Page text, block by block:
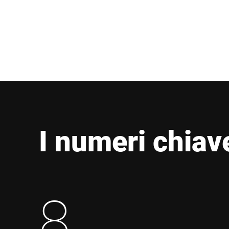
I numeri